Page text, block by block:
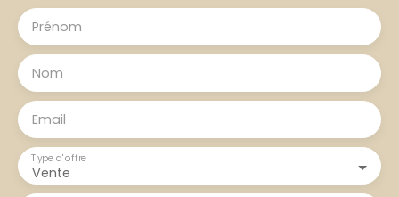
Prénom
Nom
Email
Vente
Type d'offre